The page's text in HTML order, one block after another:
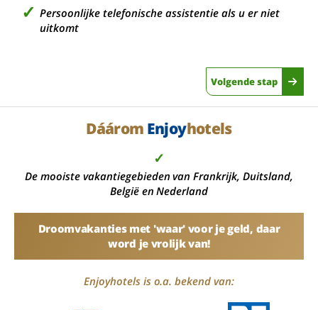
Persoonlijke telefonische assistentie als u er niet
uitkomt
Volgende stap
Dáárom Enjoyhotels
✓
De mooiste vakantiegebieden van Frankrijk, Duitsland,
België en Nederland
Droomvakanties met 'waar' voor je geld, daar
word je vrolijk van!
Enjoyhotels is o.a. bekend van: